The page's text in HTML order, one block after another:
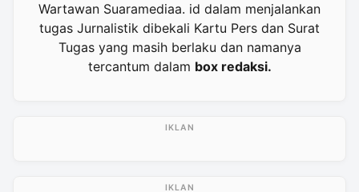
Wartawan Suaramediaa. id dalam menjalankan
tugas Jurnalistik dibekali Kartu Pers dan Surat
Tugas yang masih berlaku dan namanya
tercantum dalam box redaksi.